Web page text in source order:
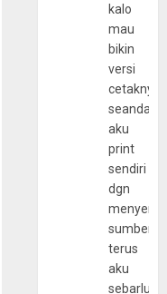
kalo
mau
bikin
versi
cetaknya
aku
print
sendiri
dgn
sumber
terus
aku